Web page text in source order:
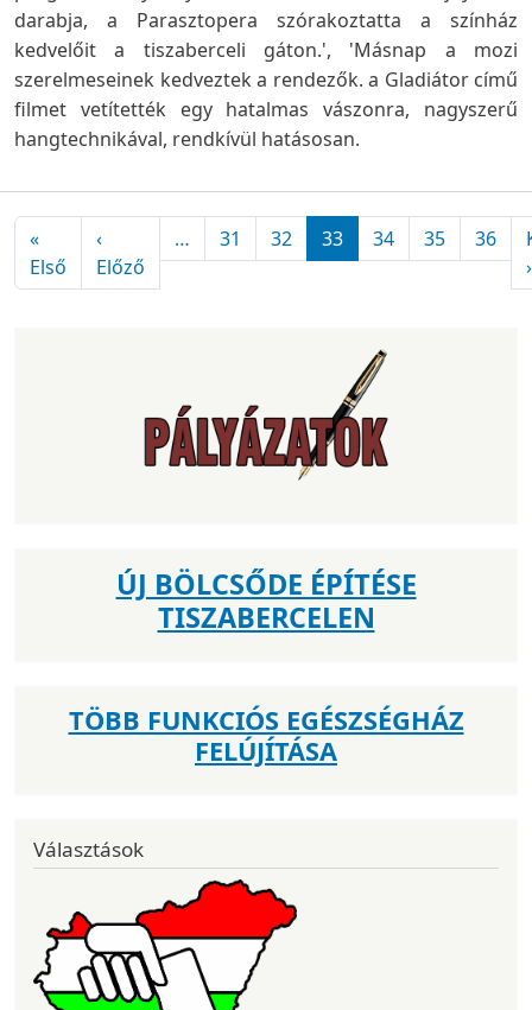
darabja, a Parasztopera szórakoztatta a színház
kedvelőit a tiszaberceli gáton.', 'Másnap a mozi
szerelmeseinek kedveztek a rendezők. a Gladiátor című
filmet vetítették egy hatalmas vászonra, nagyszerű
hangtechnikával, rendkívül hatásosan.
Oldalszámozás
«
Első Első oldal
‹
Előző Előző oldal
… 31 32 33 34 35 36
›
ÚJ BÖLCSŐDE ÉPÍTÉSE
TISZABERCELEN
TÖBB FUNKCIÓS EGÉSZSÉGHÁZ
FELÚJÍTÁSA
Választások